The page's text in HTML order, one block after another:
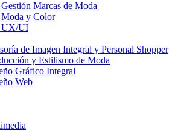
Marcas de Moda
y Color
UX/UI
de Imagen Integral y Personal Shopper
y Estilismo de Moda
Gráfico Integral
Web